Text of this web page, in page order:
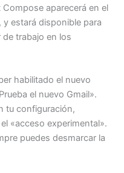
aparecerá en el
estará disponible para
de trabajo en los
habilitado el nuevo
el nuevo Gmail».
tu configuración,
«acceso experimental».
puedes desmarcar la